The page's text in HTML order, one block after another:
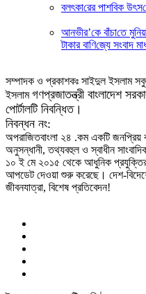
বলৎকা‌রের পাশ‌বিক
আনভী‌র’‌কে বাঁচা‌তে
টাকার বা‌ণি‌জ্যে সংবাদ
সম্পাদক ও প্রকাশকঃ সাইদুল ইসলাম
ইসলামগণপ্রজাতন্ত্রী বাংলাদেশ
পোর্টালটি নিবন্ধিত।
নিবন্ধন নং:
অপরাজিতবাংলা ২৪ .কম একটি জনপ্রিয়
অনুসন্ধানী, তথ্যবহুল ও স্বাধীন
১০ ই মে ২০১৫ থেকে আধুনিক প্রযুক্তির
আপডেট দেওয়া শুরু করেছে। দেশ-
জীবনযাত্রা, বিশেষ প্রতিবেদন!